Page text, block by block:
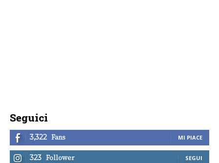
Seguici
3,322 Fans MI PIACE
323 Follower SEGUI